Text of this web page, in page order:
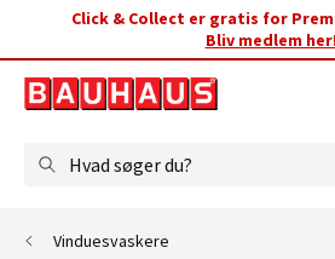
Click & Collect er gratis for
Bliv medlem
Hvad søger du?
Vinduesvaskere